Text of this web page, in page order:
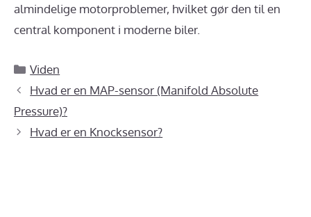
almindelige motorproblemer, hvilket gør den til en
central komponent i moderne biler.
Kategorier
Viden
Hvad er en MAP-sensor (Manifold Absolute
Pressure)?
Hvad er en Knocksensor?